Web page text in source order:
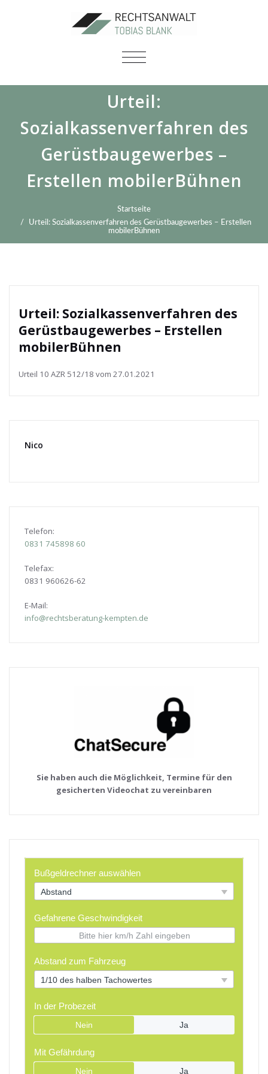
SCHALTE
Urteil:
Sozialkassenverfahren des
Gerüstbaugewerbes –
Erstellen mobilerBühnen
Startseite
Urteil: Sozialkassenverfahren des Gerüstbaugewerbes – Erstellen
mobilerBühnen
Urteil: Sozialkassenverfahren des
Gerüstbaugewerbes – Erstellen
mobilerBühnen
Urteil 10 AZR 512/18 vom 27.01.2021
Nico
Telefon:
0831 745898 60
Telefax:
0831 960626-62
E-Mail:
info@rechtsberatung-kempten.de
Sie haben auch die Möglichkeit, Termine für den
gesicherten Videochat zu vereinbaren